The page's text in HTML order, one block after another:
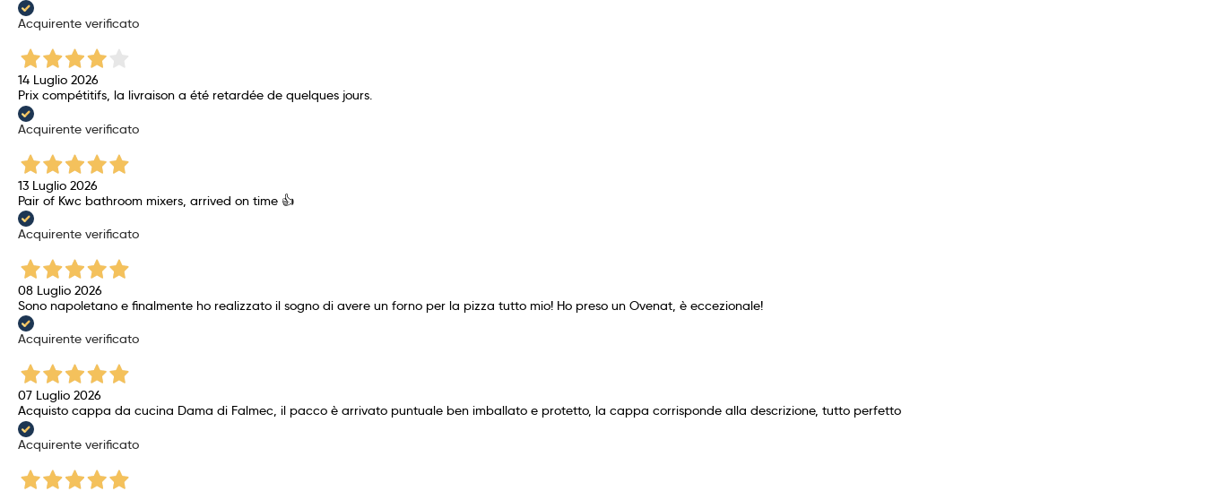
Acquirente verificato
14 Luglio 2026
Prix ​​compétitifs, la livraison a été retardée de quelques jours.
Acquirente verificato
13 Luglio 2026
Pair of Kwc bathroom mixers, arrived on time 👍
Acquirente verificato
08 Luglio 2026
Sono napoletano e finalmente ho realizzato il sogno di avere un forno per la pizza tutto mio! Ho preso un Ovenat, è eccezionale!
Acquirente verificato
07 Luglio 2026
Acquisto cappa da cucina Dama di Falmec, il pacco è arrivato puntuale ben imballato e protetto, la cappa corrisponde alla descrizione, tutto perfetto
Acquirente verificato